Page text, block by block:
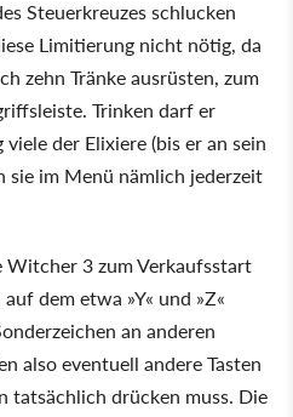
Steuerkreuzes schlucken
Limitierung nicht nötig, da
zehn Tränke ausrüsten, zum
Trinken darf er
der Elixiere (bis er an sein
im Menü nämlich jederzeit
3 zum Verkaufsstart
dem etwa »Y« und »Z«
an anderen
also eventuell andere Tasten
tatsächlich drücken muss. Die